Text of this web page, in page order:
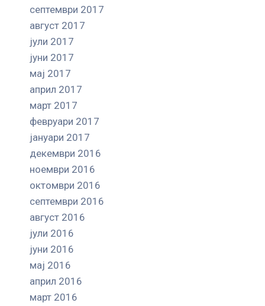
септември 2017
август 2017
јули 2017
јуни 2017
мај 2017
април 2017
март 2017
февруари 2017
јануари 2017
декември 2016
ноември 2016
октомври 2016
септември 2016
август 2016
јули 2016
јуни 2016
мај 2016
април 2016
март 2016